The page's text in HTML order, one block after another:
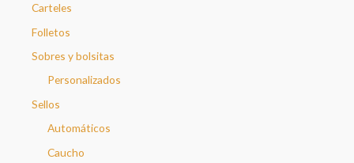
Carteles
Folletos
Sobres y bolsitas
Personalizados
Sellos
Automáticos
Caucho